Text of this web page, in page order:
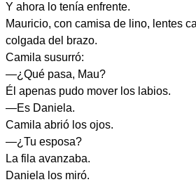
Y ahora lo tenía enfrente.
Mauricio, con camisa de lino, lentes
colgada del brazo.
Camila susurró:
—¿Qué pasa, Mau?
Él apenas pudo mover los labios.
—Es Daniela.
Camila abrió los ojos.
—¿Tu esposa?
La fila avanzaba.
Daniela los miró.